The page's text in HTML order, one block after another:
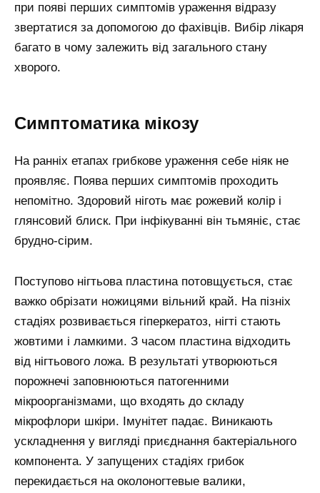
при появі перших симптомів ураження відразу
звертатися за допомогою до фахівців. Вибір лікаря
багато в чому залежить від загального стану
хворого.
Симптоматика мікозу
На ранніх етапах грибкове ураження себе ніяк не
проявляє. Поява перших симптомів проходить
непомітно. Здоровий ніготь має рожевий колір і
глянсовий блиск. При інфікуванні він тьмяніє, стає
брудно-сірим.
Поступово нігтьова пластина потовщується, стає
важко обрізати ножицями вільний край. На пізніх
стадіях розвивається гіперкератоз, нігті стають
жовтими і ламкими. З часом пластина відходить
від нігтьового ложа. В результаті утворюються
порожнечі заповнюються патогенними
мікроорганізмами, що входять до складу
мікрофлори шкіри. Імунітет падає. Виникають
ускладнення у вигляді приєднання бактеріального
компонента. У запущених стадіях грибок
перекидається на околоногтевые валики,